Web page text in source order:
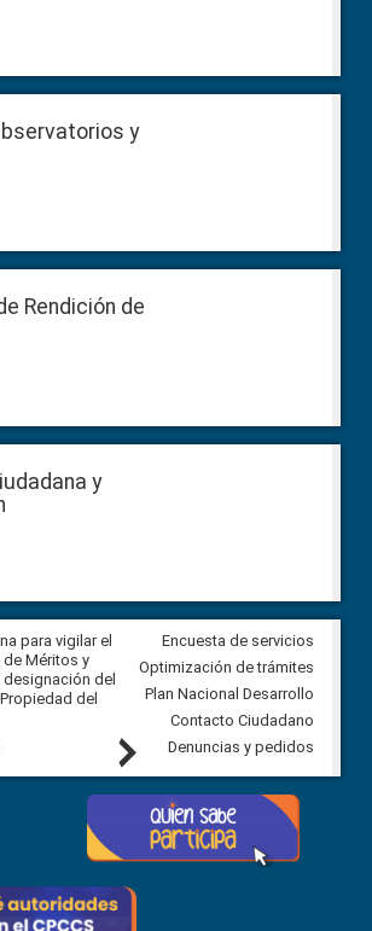
y
Rendición de
y
para vigilar el
Méritos y
del
del
Veeduría Ciudadana para
construcción del asfaltado de
Ballenita del cantón Santa
7 agosto, 2026
Next
Encuesta de servicios
Optimización de trámites
Plan Nacional Desarrollo
Contacto Ciudadano
Denuncias y pedidos